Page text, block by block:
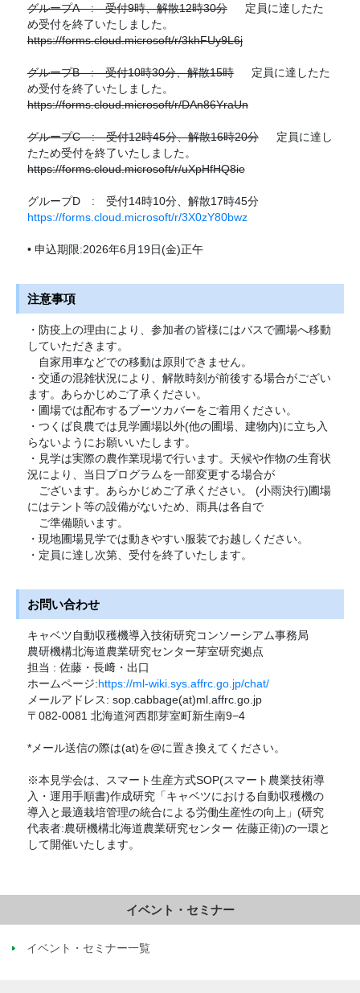
グループA : 受付9時、解散12時30分定員に達したた
め受付を終了いたしました。
https://forms.cloud.microsoft/r/3khFUy9L6j
グループB : 受付10時30分、解散15時定員に達したた
め受付を終了いたしました。
https://forms.cloud.microsoft/r/DAn86YraUn
グループC : 受付12時45分、解散16時20分定員に達し
たため受付を終了いたしました。
https://forms.cloud.microsoft/r/uXpHfHQ8ie
グループD : 受付14時10分、解散17時45分
https://forms.cloud.microsoft/r/3X0zY80bwz
• 申込期限:2026年6月19日(金)正午
注意事項
・防疫上の理由により、参加者の皆様にはバスで圃場へ移動
していただきます。
自家用車などでの移動は原則できません。
・交通の混雑状況により、解散時刻が前後する場合がござい
ます。あらかじめご了承ください。
・圃場では配布するブーツカバーをご着用ください。
・つくば良農では見学圃場以外(他の圃場、建物内)に立ち入
らないようにお願いいたします。
・見学は実際の農作業現場で行います。天候や作物の生育状
況により、当日プログラムを一部変更する場合が
ございます。あらかじめご了承ください。 (小雨決行)圃場
にはテント等の設備がないため、雨具は各自で
ご準備願います。
・現地圃場見学では動きやすい服装でお越しください。
・定員に達し次第、受付を終了いたします。
お問い合わせ
キャベツ自動収穫機導入技術研究コンソーシアム事務局
農研機構北海道農業研究センター芽室研究拠点
担当 : 佐藤・長﨑・出口
ホームページ:https://ml-wiki.sys.affrc.go.jp/chat/
メールアドレス: sop.cabbage(at)ml.affrc.go.jp
〒082-0081 北海道河西郡芽室町新生南9−4
*メール送信の際は(at)を@に置き換えてください。
※本見学会は、スマート生産方式SOP(スマート農業技術導
入・運用手順書)作成研究「キャベツにおける自動収穫機の
導入と最適栽培管理の統合による労働生産性の向上」(研究
代表者:農研機構北海道農業研究センター 佐藤正衛)の一環と
して開催いたします。
イベント・セミナー
イベント・セミナー一覧